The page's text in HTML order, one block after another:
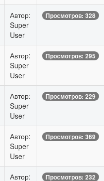
Автор:
Super
User
Просмотров: 328
Автор:
Super
User
Просмотров: 295
Автор:
Super
User
Просмотров: 229
Автор:
Super
User
Просмотров: 369
Автор:
Просмотров: 232